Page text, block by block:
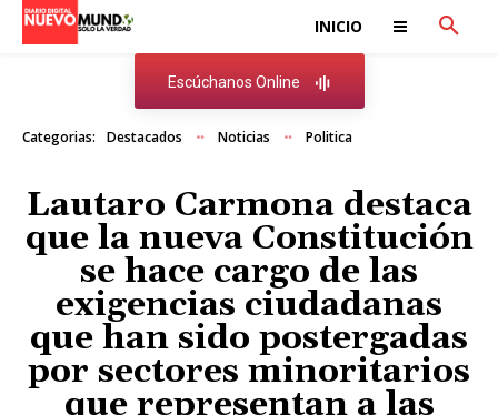
INICIO
Escúchanos Online
Categorias: Destacados Noticias Politica
Lautaro Carmona destaca
que la nueva Constitución
se hace cargo de las
exigencias ciudadanas
que han sido postergadas
por sectores minoritarios
que representan a las